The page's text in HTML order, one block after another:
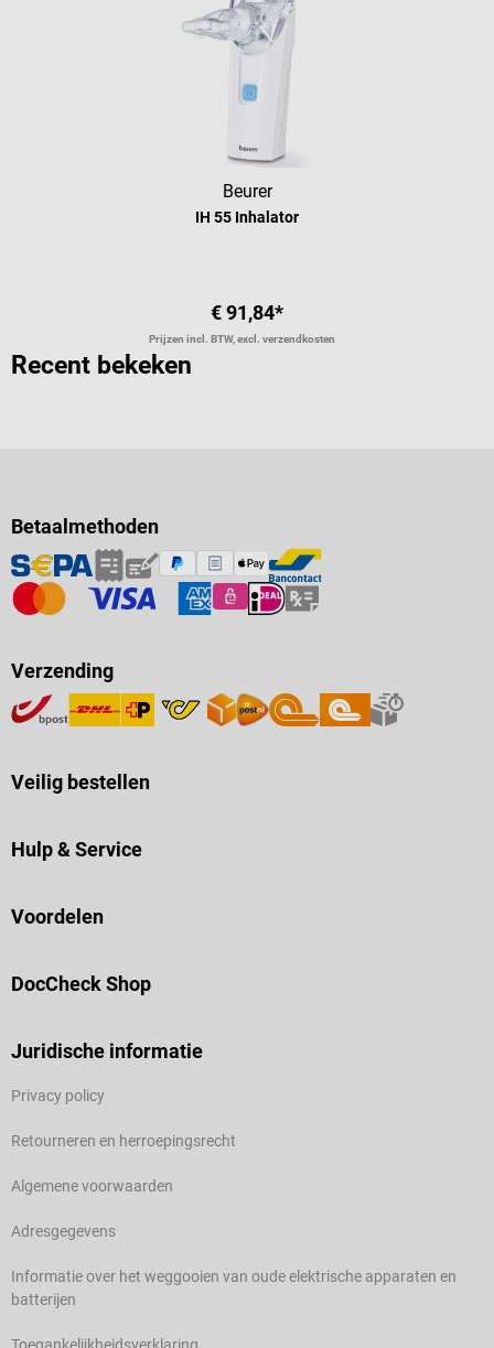
Beurer
IH 55 Inhalator
€ 91,84*
Prijzen incl. BTW, excl. verzendkosten
Recent bekeken
Betaalmethoden
Verzending
Veilig bestellen
Hulp & Service
Voordelen
DocCheck Shop
Juridische informatie
Privacy policy
Retourneren en herroepingsrecht
Algemene voorwaarden
Adresgegevens
Informatie over het weggooien van oude elektrische apparaten en
batterijen